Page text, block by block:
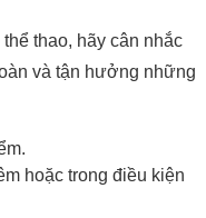
thao, hãy cân nhắc
và tận hưởng những
hoặc trong điều kiện